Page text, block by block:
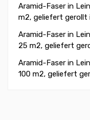
Aramid-Faser in
m2, geliefert gerollt
Aramid-Faser in
25 m2, geliefert
Aramid-Faser in
100 m2, geliefert